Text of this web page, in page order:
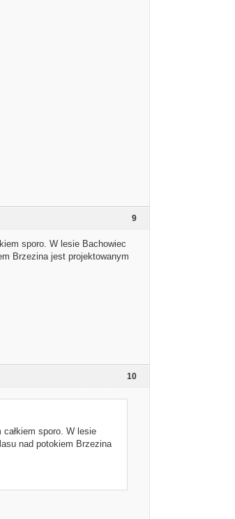
9
sporo. W lesie Bachowiec
Brzezina jest projektowanym
10
sporo. W lesie
nad potokiem Brzezina